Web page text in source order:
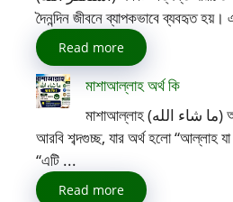
দৈনন্দিন জীবনে ব্যাপকভাবে ব্যবহৃত
Read more
মাশাআল্লাহ অর্থ কি
মাশাআল্লাহ (ما شاء الله) অর্থ কি? মাশাআল্লাহ একটি
আরবি শব্দগুচ্ছ, যার অর্থ হলো “আল্লাহ
“এটি ...
Read more